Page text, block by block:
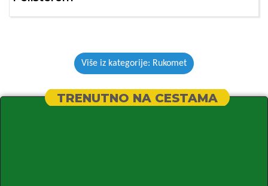
Više iz kategorije: Rukomet
TRENUTNO NA CESTAMA